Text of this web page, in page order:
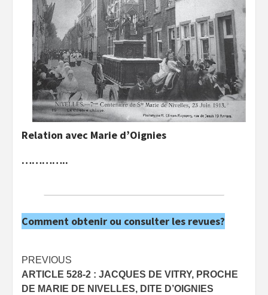
Relation avec Marie d’Oignies
…………..
Comment obtenir ou consulter les revues?
Post
navigation
PREVIOUS
ARTICLE 528-2 : JACQUES DE VITRY, PROCHE
DE MARIE DE NIVELLES, DITE D’OIGNIES